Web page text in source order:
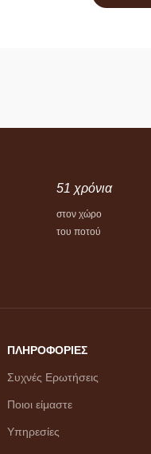
51 χρόνια
στον χώρο
του ποτού
ΠΛΗΡΟΦΟΡΙΕΣ
Συχνές Ερωτήσεις
Ποιοι είμαστε
Υπηρεσίες